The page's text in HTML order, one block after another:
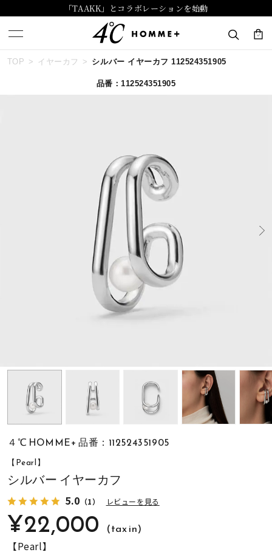
「TAAKK」とコラボレーションを始動
キーワードで検索する
#ペア #エタニティ
誕生石
モチーフ
ファッションテイス
ト
着用シーン
TOP イヤーカフ シルバー イヤーカフ 112524351905
品番：112524351905
４℃ HOMME+ 品番：112524351905
【Pearl】
シルバー イヤーカフ
5.0 （1） レビューを見る
¥22,000 (tax in)
【Pearl】